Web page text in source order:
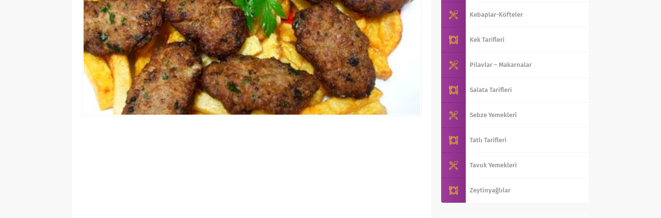
Kebaplar-Köfteler
Kek Tarifleri
Pilavlar – Makarnalar
Salata Tarifleri
Sebze Yemekleri
Tatlı Tarifleri
Tavuk Yemekleri
Zeytinyağlılar